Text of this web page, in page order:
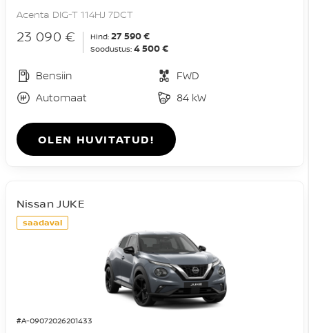
Acenta DIG-T 114HJ 7DCT
23 090 € Hind: 27 590 €
Soodustus: 4 500 €
Bensiin
FWD
Automaat
84 kW
OLEN HUVITATUD!
saadaval
#A-09072026201433
Nissan JUKE